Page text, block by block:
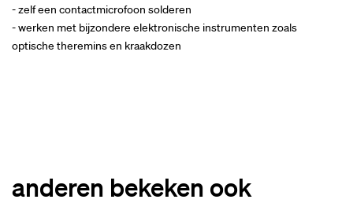
- zelf een contactmicrofoon solderen
- werken met bijzondere elektronische instrumenten zoals
optische theremins en kraakdozen
anderen bekeken ook